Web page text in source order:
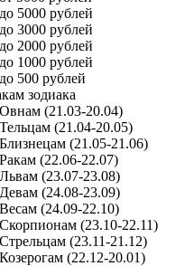
5000 рублей
3000 рублей
2000 рублей
1000 рублей
500 рублей
зодиака
(21.03-20.04)
(21.04-20.05)
(21.05-21.06)
(22.06-22.07)
(23.07-23.08)
(24.08-23.09)
(24.09-22.10)
(23.10-22.11)
(23.11-21.12)
(22.12-20.01)